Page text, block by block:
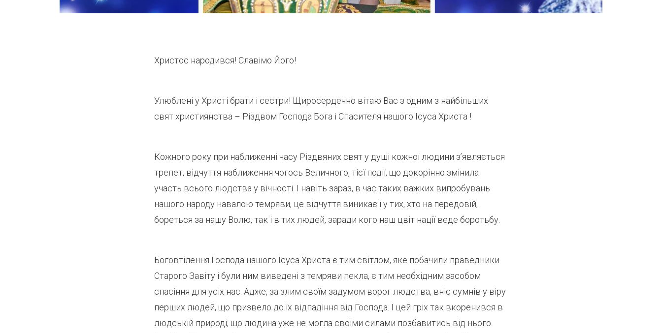
Христос народився! Славімо Його!
Улюблені у Христі брати і сестри! Щиросердечно вітаю Вас з одним з найбільших
свят християнства – Різдвом Господа Бога і Спасителя нашого Ісуса Христа !
Кожного року при наближенні часу Різдвяних свят у душі кожної людини з’являється
трепет, відчуття наближення чогось Величного, тієї події, що докорінно змінила
участь всього людства у вічності. І навіть зараз, в час таких важких випробувань
нашого народу навалою темряви, це відчуття виникає і у тих, хто на передовій,
бореться за нашу Волю, так і в тих людей, заради кого наш цвіт нації веде боротьбу.
Боговтілення Господа нашого Ісуса Христа є тим світлом, яке побачили праведники
Старого Завіту і були ним виведені з темряви пекла, є тим необхідним засобом
спасіння для усіх нас. Адже, за злим своїм задумом ворог людства, вніс сумнів у віру
перших людей, що призвело до їх відпадіння від Господа. І цей гріх так вкоренився в
людській природі, що людина уже не могла своїми силами позбавитись від нього.